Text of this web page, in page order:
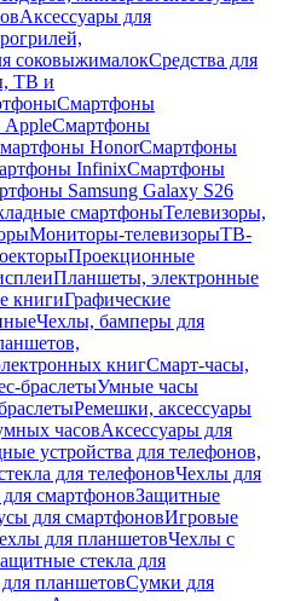
Аксессуары для
соковыжималокСредства для
ТВ и
Смартфоны
Смартфоны
HonorСмартфоны
InfinixСмартфоны
Samsung Galaxy S26
смартфоныТелевизоры,
Мониторы-телевизорыТВ-
Проекционные
Планшеты, электронные
книгиГрафические
Чехлы, бамперы для
книгСмарт-часы,
браслетыУмные часы
Ремешки, аксессуары
часовАксессуары для
устройства для телефонов,
для телефоновЧехлы для
смартфоновЗащитные
для смартфоновИгровые
для планшетовЧехлы с
стекла для
планшетовСумки для